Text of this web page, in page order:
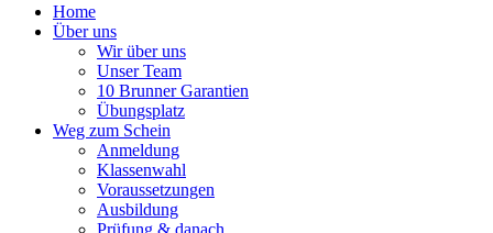
Home
Über uns
Wir über uns
Unser Team
10 Brunner Garantien
Übungsplatz
Weg zum Schein
Anmeldung
Klassenwahl
Voraussetzungen
Ausbildung
Prüfung & danach